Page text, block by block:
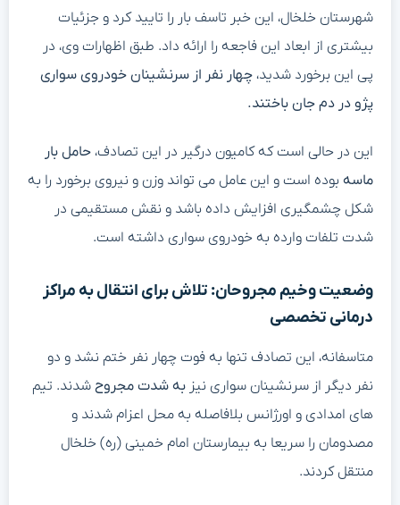
شهرستان خلخال، این خبر تاسف بار را تایید کرد و جزئیات
بیشتری از ابعاد این فاجعه را ارائه داد. طبق اظهارات وی، در
پی این برخورد شدید، چهار نفر از سرنشینان خودروی سواری
پژو در دم جان باختند.
این در حالی است که کامیون درگیر در این تصادف، حامل بار
ماسه بوده است و این عامل می تواند وزن و نیروی برخورد را به
شکل چشمگیری افزایش داده باشد و نقش مستقیمی در
شدت تلفات وارده به خودروی سواری داشته است.
وضعیت وخیم مجروحان: تلاش برای انتقال به مراکز
درمانی تخصصی
متاسفانه، این تصادف تنها به فوت چهار نفر ختم نشد و دو
نفر دیگر از سرنشینان سواری نیز به شدت مجروح شدند. تیم
های امدادی و اورژانس بلافاصله به محل اعزام شدند و
مصدومان را سریعا به بیمارستان امام خمینی (ره) خلخال
منتقل کردند.